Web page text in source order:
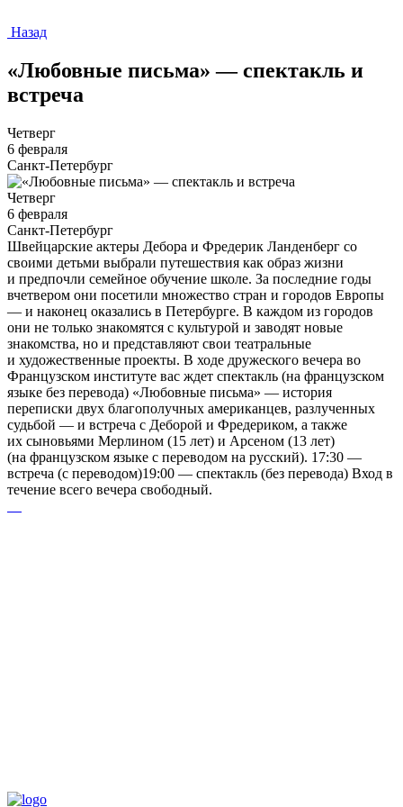
Назад
«Любовные письма» — спектакль и
встреча
Четверг
6 февраля
Санкт-Петербург
Четверг
6 февраля
Санкт-Петербург
Швейцарские актеры Дебора и Фредерик Ланденберг со
своими детьми выбрали путешествия как образ жизни
и предпочли семейное обучение школе. За последние годы
вчетвером они посетили множество стран и городов Европы
— и наконец оказались в Петербурге. В каждом из городов
они не только знакомятся с культурой и заводят новые
знакомства, но и представляют свои театральные
и художественные проекты. В ходе дружеского вечера во
Французском институте вас ждет спектакль (на французском
языке без перевода) «Любовные письма» — история
переписки двух благополучных американцев, разлученных
судьбой — и встреча с Деборой и Фредериком, а также
их сыновьями Мерлином (15 лет) и Арсеном (13 лет)
(на французском языке с переводом на русский). 17:30 —
встреча (с переводом)19:00 — спектакль (без перевода) Вход в
течение всего вечера свободный.